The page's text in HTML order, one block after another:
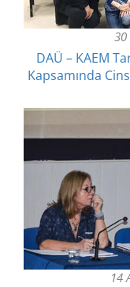
30
DAÜ – KAEM
Kapsamında
14